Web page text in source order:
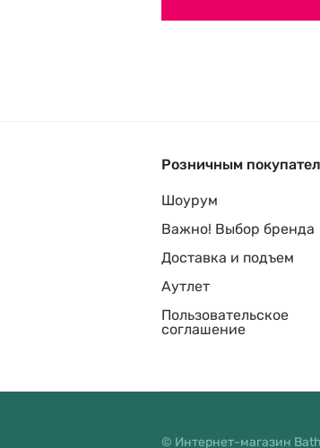
Розничным
Шоурум
Важно! Выбор бренда
Доставка и подъем
Аутлет
Пользовательское
соглашение
© Интернет-магазин